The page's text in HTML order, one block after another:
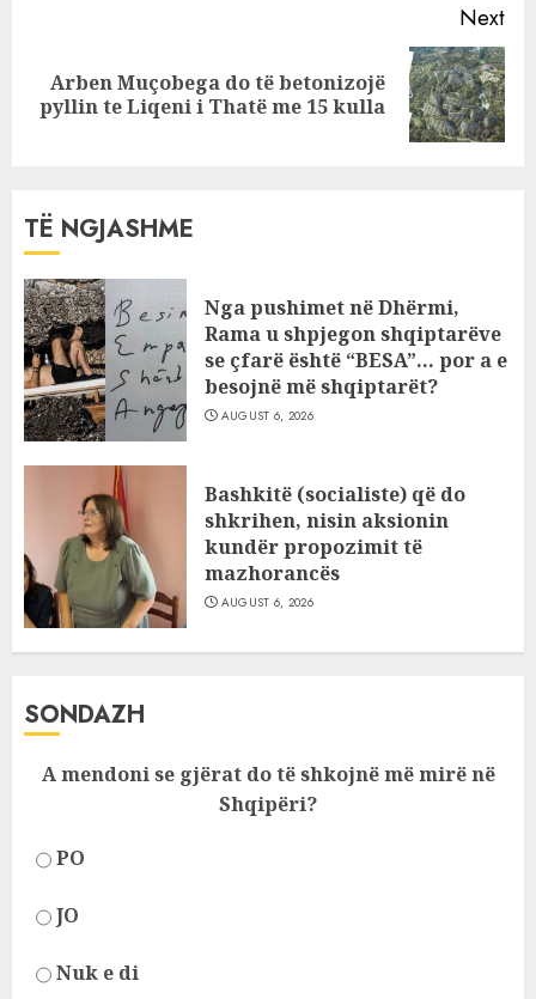
Next
Next
post:
Arben Muçobega do të betonizojë
pyllin te Liqeni i Thatë me 15 kulla
TË NGJASHME
Nga pushimet në Dhërmi,
Rama u shpjegon shqiptarëve
se çfarë është “BESA”… por a e
besojnë më shqiptarët?
AUGUST 6, 2026
Bashkitë (socialiste) që do
shkrihen, nisin aksionin
kundër propozimit të
mazhorancës
AUGUST 6, 2026
SONDAZH
A mendoni se gjërat do të shkojnë më mirë në
Shqipëri?
PO
JO
Nuk e di